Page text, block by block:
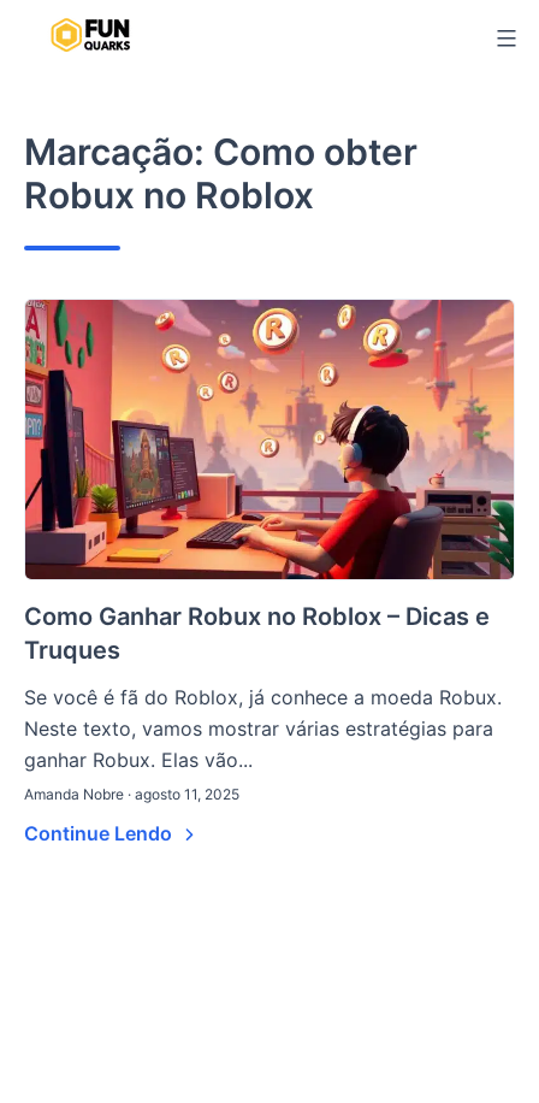
Marcação: Como obter
Robux no Roblox
Como Ganhar Robux no Roblox – Dicas e
Truques
Se você é fã do Roblox, já conhece a moeda Robux.
Neste texto, vamos mostrar várias estratégias para
ganhar Robux. Elas vão...
Amanda Nobre · agosto 11, 2025
Continue Lendo